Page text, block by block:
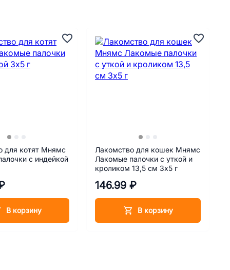
для котят Мнямс
с индейкой
В корзину
Лакомство для кошек Мнямс
Лакомые палочки с уткой и
кроликом 13,5 см 3х5 г
146.99 ₽
В корзину